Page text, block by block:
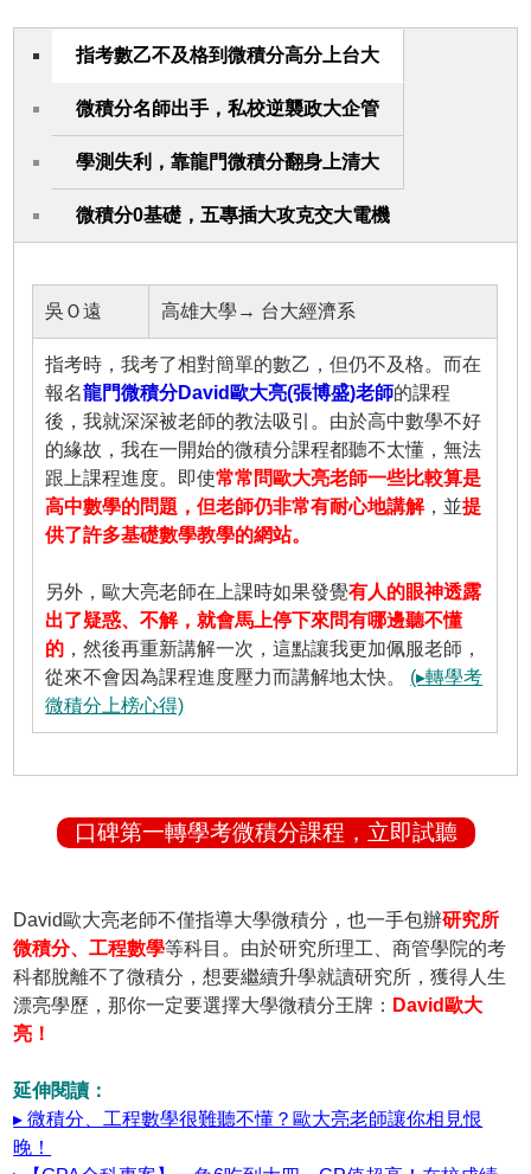
指考數乙不及格到微積分高分上台大
微積分名師出手，私校逆襲政大企管
學測失利，靠龍門微積分翻身上清大
微積分0基礎，五專插大攻克交大電機
吳Ｏ遠 高雄大學→ 台大經濟系
指考時，我考了相對簡單的數乙，但仍不及格。而在
報名龍門微積分David歐大亮(張博盛)老師的課程
後，我就深深被老師的教法吸引。由於高中數學不好
的緣故，我在一開始的微積分課程都聽不太懂，無法
跟上課程進度。即使常常問歐大亮老師一些比較算是
高中數學的問題，但老師仍非常有耐心地講解，並提
供了許多基礎數學教學的網站。
另外，歐大亮老師在上課時如果發覺有人的眼神透露
出了疑惑、不解，就會馬上停下來問有哪邊聽不懂
的 ，然後再重新講解一次，這點讓我更加佩服老師，
從來不會因為課程進度壓力而講解地太快。 (▸轉學考
微積分上榜心得)
口碑第一轉學考微積分課程，立即試聽
David歐大亮老師不僅指導大學微積分，也一手包辦研究所
微積分、工程數學等科目。由於研究所理工、商管學院的考
科都脫離不了微積分，想要繼續升學就讀研究所，獲得人生
漂亮學歷，那你一定要選擇大學微積分王牌： David歐大
亮！
延伸閱讀：
▸ 微積分、工程數學很難聽不懂？歐大亮老師讓你相見恨
晚！